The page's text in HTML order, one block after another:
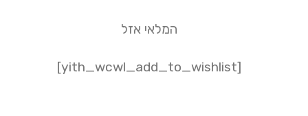
המלאי אזל